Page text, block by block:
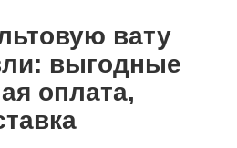
вату
выгодные
оплата,